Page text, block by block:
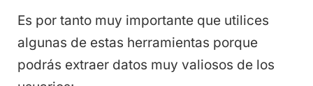
Es por tanto muy importante que utilices
algunas de estas herramientas porque
podrás extraer datos muy valiosos de los